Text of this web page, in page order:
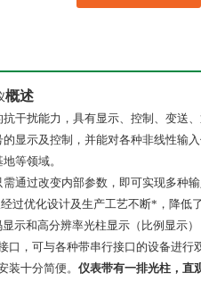
概述
干扰能力，具有显示、控制、变送
显示及控制，并能对各种非线性输
等领域。
通过改变内部参数，即可实现多种
过优化设计及生产工艺不断*，降低
示和高分辨率光柱显示（比例显示
口，可与各种带串行接口的设备进
装十分简便。 仪表带有一排光柱，直